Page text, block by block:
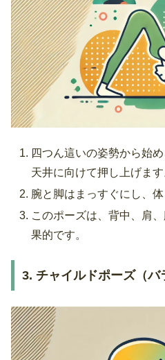
四つん這いの姿勢から始
天井に向けて押し上げます
腕と脚はまっすぐにし、
このポーズは、背中、肩
果的です。
3. チャイルドポーズ（バ